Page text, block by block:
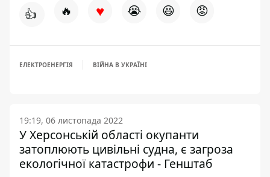
👍 🔥 ♥ 😭 😆 😡
ЕЛЕКТРОЕНЕРГІЯ ВІЙНА В УКРАЇНІ
19:19, 06 листопада 2022
У Херсонській області окупанти
затоплюють цивільні судна, є загроза
екологічної катастрофи - Генштаб